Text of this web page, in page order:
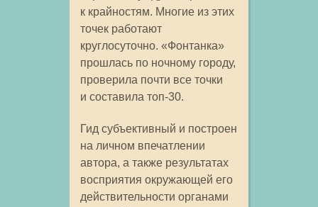
к крайностям. Многие из этих
точек работают
круглосуточно. «Фонтанка»
прошлась по ночному городу,
проверила почти все точки
и составила топ-30.
Гид субъективный и построен
на личном впечатлении
автора, а также результатах
восприятия окружающей его
действительности органами